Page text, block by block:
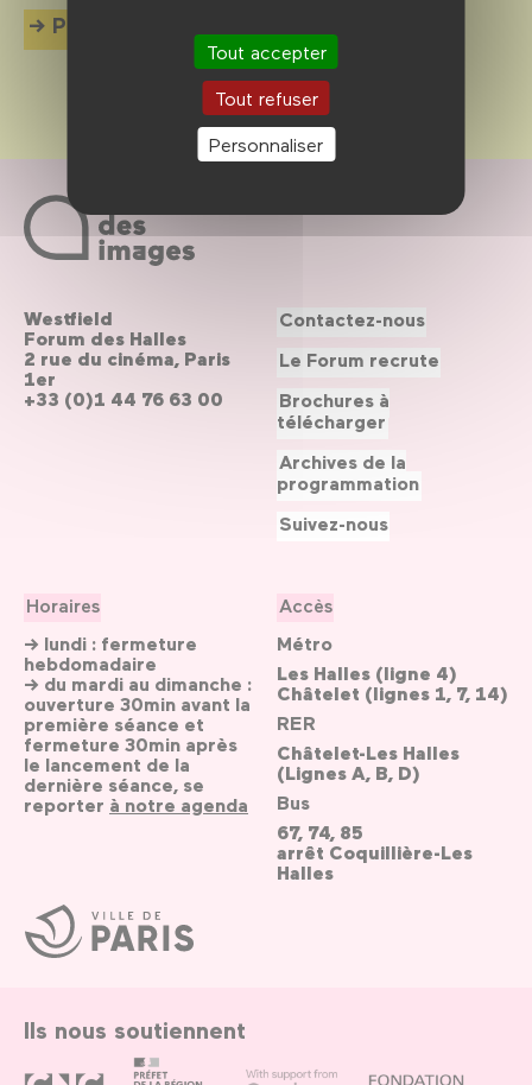
Tout accepter
Tout refuser
Personnaliser
Plus d'info
Ville
de
Paris
Westfield
Forum des Halles
2 rue du cinéma, Paris
1er
+33 (0)1 44 76 63 00
Horaires
→ lundi : fermeture
hebdomadaire
→ du mardi au dimanche :
ouverture 30min avant la
première séance et
fermeture 30min après
le lancement de la
dernière séance, se
reporter à notre agenda
Accès
Métro
Les Halles (ligne 4)
Châtelet (lignes 1, 7, 14)
RER
Châtelet-Les Halles
(Lignes A, B, D)
Bus
67, 74, 85
arrêt Coquillière-Les
Halles
Contactez-nous
Le Forum recrute
Brochures à
télécharger
Archives de la
programmation
Suivez-nous
Ils nous soutiennent